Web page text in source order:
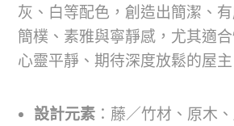
灰、白等配色，創造出簡潔、
簡樸、素雅與寧靜感，尤其適
心靈平靜、期待深度放鬆的屋主
設計元素 ：藤／竹材、原木